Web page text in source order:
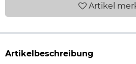
Artikel
Artikelbeschreibung